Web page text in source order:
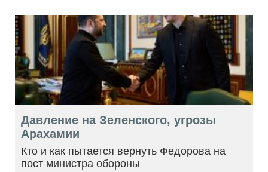
Давление на Зеленского, угрозы
Арахамии
Кто и как пытается вернуть Федорова на
пост министра обороны